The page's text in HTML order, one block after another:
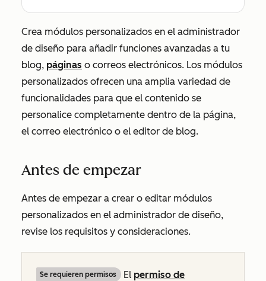
Crea módulos personalizados en el administrador
de diseño para añadir funciones avanzadas a tu
blog, páginas o correos electrónicos. Los módulos
personalizados ofrecen una amplia variedad de
funcionalidades para que el contenido se
personalice completamente dentro de la página,
el correo electrónico o el editor de blog.
Antes de empezar
Antes de empezar a crear o editar módulos
personalizados en el administrador de diseño,
revise los requisitos y consideraciones.
Se requieren permisos El permiso de